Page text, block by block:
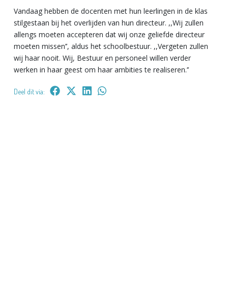
Vandaag hebben de docenten met hun leerlingen in de klas
stilgestaan bij het overlijden van hun directeur. ,,Wij zullen
allengs moeten accepteren dat wij onze geliefde directeur
moeten missen’’, aldus het schoolbestuur. ,,Vergeten zullen
wij haar nooit. Wij, Bestuur en personeel willen verder
werken in haar geest om haar ambities te realiseren.’’
Deel dit via: